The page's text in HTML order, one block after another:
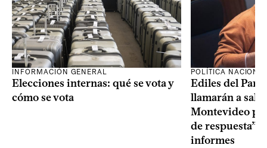
INFORMACIÓN GENERAL
Elecciones internas: qué se vota y
cómo se vota
POLÍTICA
Ediles del
llamarán a sala
Montevideo
de respuesta”
informes